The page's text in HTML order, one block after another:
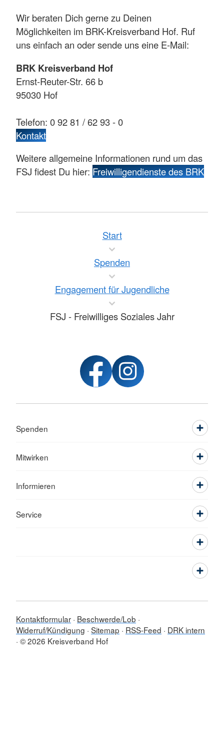
Wir beraten Dich gerne zu Deinen
Möglichkeiten im BRK-Kreisverband Hof. Ruf
uns einfach an oder sende uns eine E-Mail:
BRK Kreisverband Hof
Ernst-Reuter-Str. 66 b
95030 Hof
Telefon: 0 92 81 / 62 93 - 0
Kontakt
Weitere allgemeine Informationen rund um das
FSJ fidest Du hier: Freiwilligendienste des BRK
Start
Spenden
Engagement für Jugendliche
FSJ - Freiwilliges Soziales Jahr
Spenden
Mitwirken
Informieren
Service
Kontaktformular Beschwerde/Lob
Widerruf/Kündigung Sitemap RSS-Feed
DRK intern
© 2026 Kreisverband Hof